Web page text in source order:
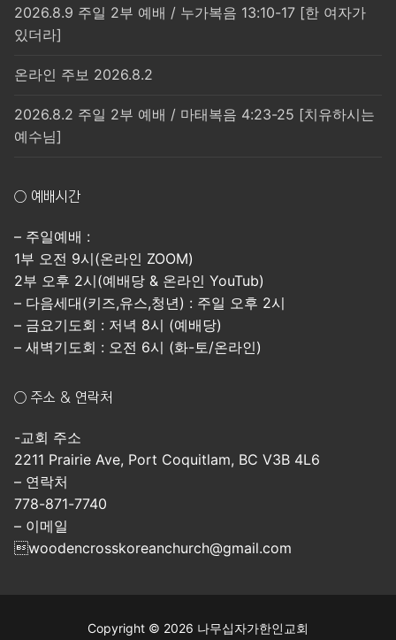
2026.8.9 주일 2부 예배 / 누가복음 13:10-17 [한 여자가
있더라]
온라인 주보 2026.8.2
2026.8.2 주일 2부 예배 / 마태복음 4:23-25 [치유하시는
예수님]
○ 예배시간
– 주일예배 :
1부 오전 9시(온라인 ZOOM)
2부 오후 2시(예배당 & 온라인 YouTub)
– 다음세대(키즈,유스,청년) : 주일 오후 2시
– 금요기도회 : 저녁 8시 (예배당)
– 새벽기도회 : 오전 6시 (화-토/온라인)
○ 주소 & 연락처
-교회 주소
2211 Prairie Ave, Port Coquitlam, BC V3B 4L6
– 연락처
778-871-7740
– 이메일
woodencrosskoreanchurch@gmail.com
Copyright © 2026 나무십자가한인교회